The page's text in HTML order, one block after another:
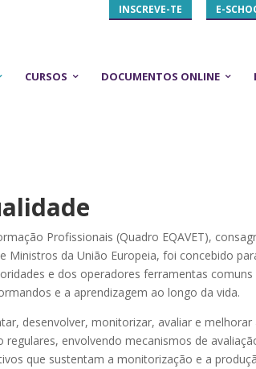
INSCREVE-TE E-
CURSOS DOCUMENTOS ONLINE
DA
Profissionais (Quadro EQAVET),
da União Europeia, foi concebido
e dos operadores ferramentas
e a aprendizagem ao longo da vida.
desenvolver, monitorizar, avaliar e
envolvendo mecanismos de
que sustentam a monitorização e a